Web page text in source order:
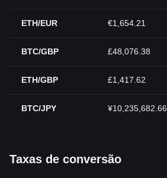
ETH/EUR €1,654.21
BTC/GBP £48,076.38
ETH/GBP £1,417.62
BTC/JPY ¥10,235,682.66
Taxas de conversão